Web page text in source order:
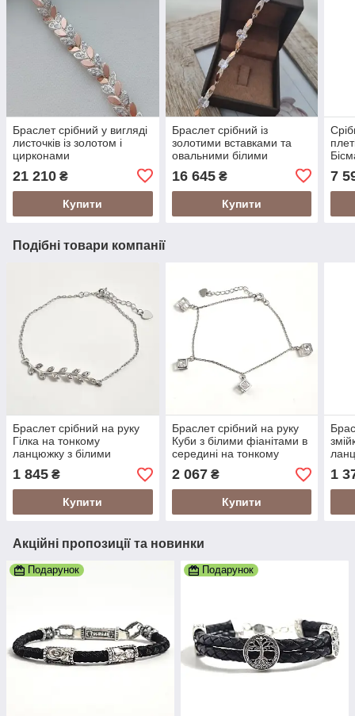
Браслет срібний у вигляді
листочків із золотом і
цирконами
21 210 ₴
Купити
Браслет срібний із
золотими вставками та
овальними білими
16 645₴
Купити
7
Подібні товари компанії
Браслет срібний на руку
Гілка на тонкому
ланцюжку з білими
1 845 ₴
Купити
Браслет срібний на руку
Куби з білими фіанітами в
середині на тонкому
2 067₴
Купити
1
Акційні пропозиції та новинки
Подарунок Подарунок